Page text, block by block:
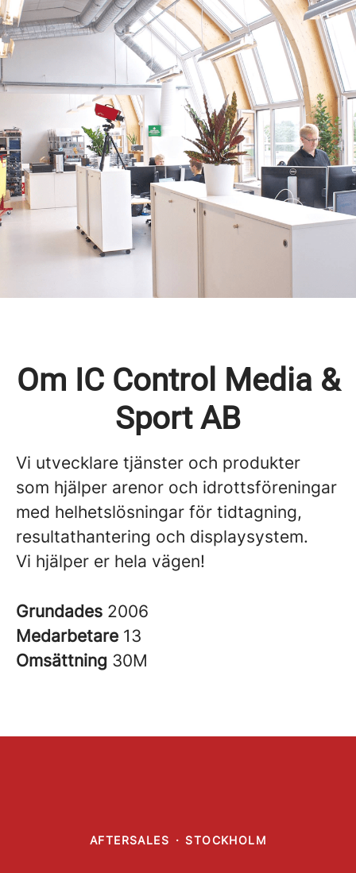
Om IC Control Media &
Sport AB
Vi utvecklare tjänster och produkter
som hjälper arenor och idrottsföreningar
med helhetslösningar för tidtagning,
resultathantering och displaysystem.
Vi hjälper er hela vägen!
Grundades 2006
Medarbetare 13
Omsättning 30M
AFTERSALES · STOCKHOLM